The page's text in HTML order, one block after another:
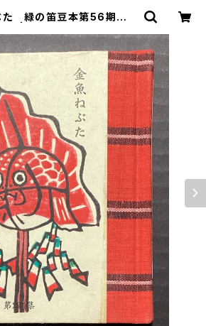
た 緑の笛豆本第56期第2